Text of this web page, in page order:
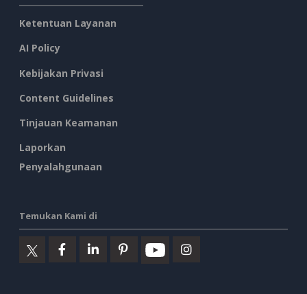
Ketentuan Layanan
AI Policy
Kebijakan Privasi
Content Guidelines
Tinjauan Keamanan
Laporkan
Penyalahgunaan
Temukan Kami di